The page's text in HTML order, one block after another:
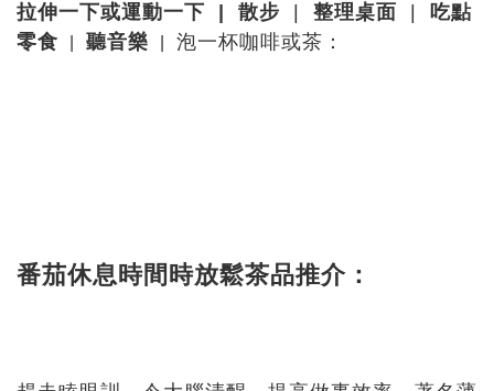
拉伸一下或運動一下 | 散步 整理桌面
吃點
零食
聽音樂 泡一杯咖啡或茶：
番茄休息時間時放鬆茶品推介：